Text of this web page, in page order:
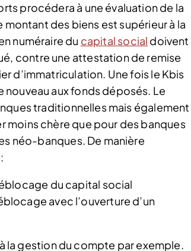
procédera à une évaluation de la
des biens est supérieur à la
numéraire du capital social doivent
contre une attestation de remise
d’immatriculation. Une fois le Kbis
aux fonds déposés. Le
traditionnelles mais également
moins chère que pour des banques
néo-banques. De manière
du capital social
avec l’ouverture d’un
la gestion du compte par exemple.